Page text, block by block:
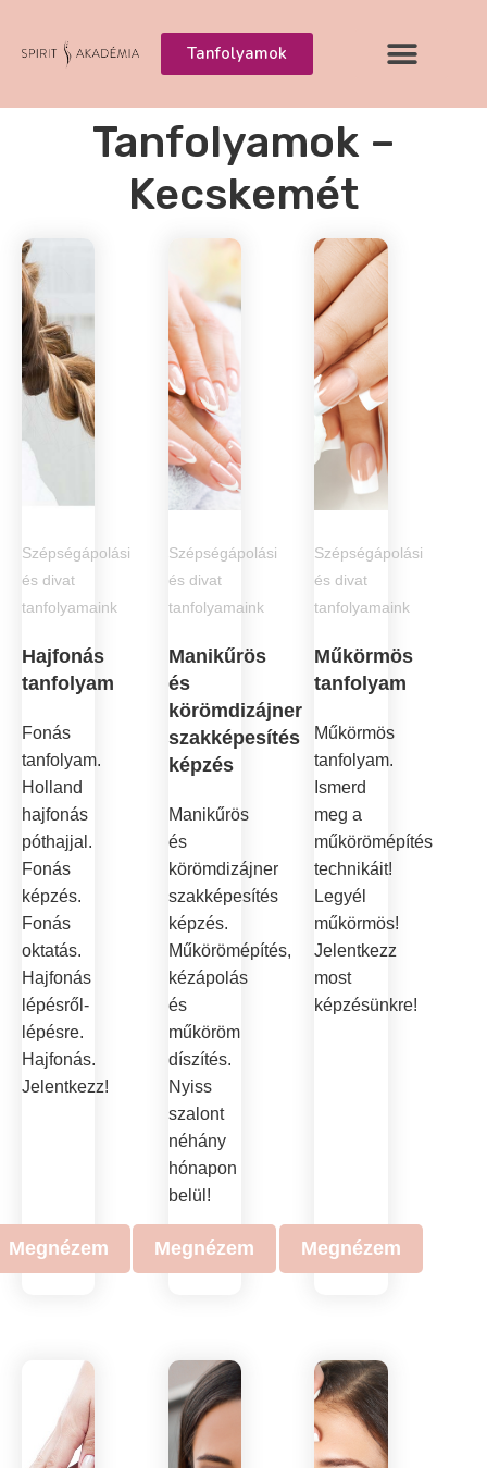
Tanfolyamok
Tanfolyamok –
Kecskemét
Szépségápolási
és divat
tanfolyamaink
Hajfonás
tanfolyam
Fonás
tanfolyam.
Holland
hajfonás
póthajjal.
Fonás
képzés.
Fonás
oktatás.
Hajfonás
lépésről-
lépésre.
Hajfonás.
Jelentkezz!
Megnézem
Szépségápolási
és divat
tanfolyamaink
Manikűrös
és
körömdizájner
szakképesítés
képzés
Manikűrös
és
körömdizájner
szakképesítés
képzés.
Műkörömépítés,
kézápolás
és
műköröm
díszítés.
Nyiss
szalont
néhány
hónapon
belül!
Megnézem
Szépségápolási
és divat
tanfolyamaink
Műkörmös
tanfolyam
Műkörmös
tanfolyam.
Ismerd
meg a
műkörömépítés
technikáit!
Legyél
műkörmös!
Jelentkezz
most
képzésünkre!
Megnézem